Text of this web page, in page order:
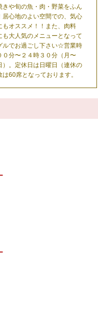
や旬の魚・肉・野菜をふん
心地のよい空間での、気心
オススメ！！また、肉料
大人気のメニューとなって
ルでお過ごし下さい☆営業時
分〜２４時３０分（月〜
。定休日は日曜日（連休の
60席となっております。